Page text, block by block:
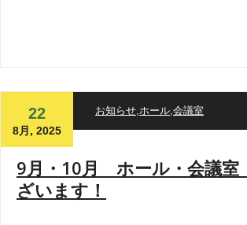
22
8月, 2025
お知らせ,ホール,会議室
9月・10月 ホール・会議
ざいます！